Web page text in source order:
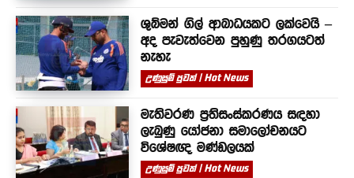
ශුබ්මන් ගිල් ආබාධයකට ලක්වෙයි –
අද පැවැත්වෙන පුහුණු තරගයටත්
නැහැ
උණුසුම් පුවත් | Hot News
මැතිවරණ ප්‍රතිසංස්කරණය සඳහා
ලැබුණු යෝජනා සමාලෝචනයට
විශේෂඥ මණ්ඩලයක්
උණුසුම් පුවත් | Hot News